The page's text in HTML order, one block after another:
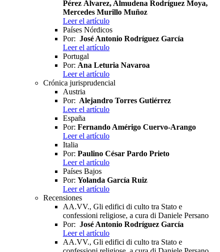
Pérez Álvarez, Almudena Rodríguez Moya,
Mercedes Murillo Muñoz
Leer el artículo
Países Nórdicos
Por: José Antonio Rodríguez García
Leer el artículo
Portugal
Por: Ana Leturia Navaroa
Leer el artículo
Crónica jurisprudencial
Austria
Por: Alejandro Torres Gutiérrez
Leer el artículo
España
Por: Fernando Amérigo Cuervo-Arango
Leer el artículo
Italia
Por: Paulino César Pardo Prieto
Leer el artículo
Países Bajos
Por: Yolanda García Ruiz
Leer el artículo
Recensiones
AA.VV., Gli edifici di culto tra Stato e
confessioni religiose, a cura di Daniele Persano
Por: José Antonio Rodríguez García
Leer el artículo
AA.VV., Gli edifici di culto tra Stato e